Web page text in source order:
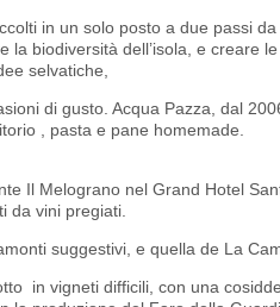
in un solo posto a due passi
la biodiversità dell’isola, e creare
selvatiche,
di gusto. Acqua Pazza, dal
, pasta e pane homemade.
Il Melograno nel Grand Hotel
da vini pregiati.
suggestivi, e quella de La
in vigneti difficili, con una